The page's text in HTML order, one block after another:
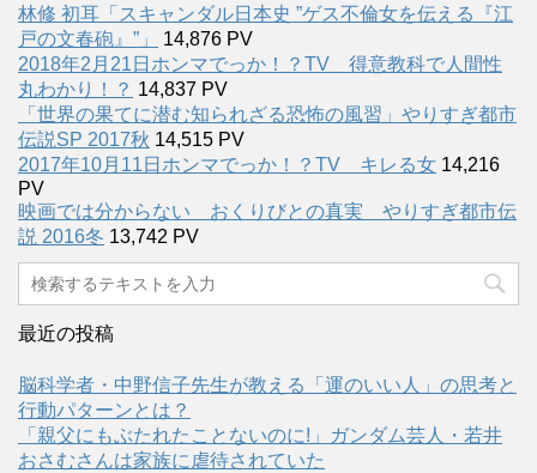
林修 初耳「スキャンダル日本史 ”ゲス不倫女を伝える『江
戸の文春砲』”」
14,876 PV
2018年2月21日ホンマでっか！？TV 得意教科で人間性
丸わかり！？ 14,837 PV
「世界の果てに潜む知られざる恐怖の風習」やりすぎ都市
伝説SP 2017秋 14,515 PV
2017年10月11日ホンマでっか！？TV キレる女 14,216
PV
映画では分からない おくりびとの真実 やりすぎ都市伝
説 2016冬 13,742 PV
最近の投稿
脳科学者・中野信子先生が教える「運のいい人」の思考と
行動パターンとは？
「親父にもぶたれたことないのに!」ガンダム芸人・若井
おさむさんは家族に虐待されていた